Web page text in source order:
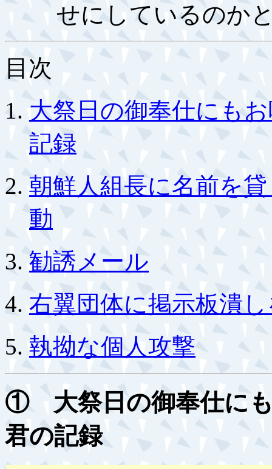
せにしているのか
目次
大祭日の御奉仕にも
記録
朝鮮人組長に名前を
動
勧誘メール
右翼団体に掲示板潰
執拗な個人攻撃
① 大祭日の御奉仕にも
君の記録